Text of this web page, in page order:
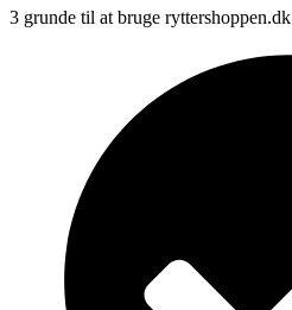
3 grunde til at bruge ryttershoppen.dk